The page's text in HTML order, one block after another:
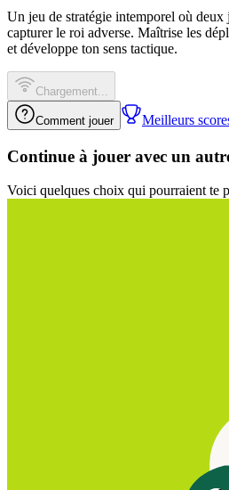
Un jeu de stratégie intemporel où
capturer le roi adverse. Maîtrise les
et développe ton sens tactique.
Chargement...
Comment jouer Meilleurs
Continue à jouer avec un
Voici quelques choix qui pourraient te